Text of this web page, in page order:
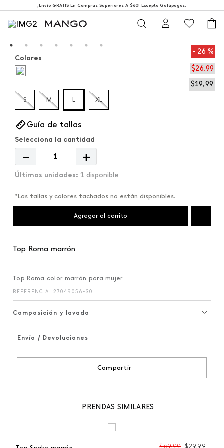
¡Envío GRATIS En Compras Superiores A $60! Excepto Galápagos.
26 %
$26,99
$19,99
Colores
S M L XL
Guía de tallas
＋
－
1 disponible
*Las tallas y colores tachados no están disponibles.
Agregar al carrito
Top Roma marrón
Top Roma color marrón para mujer
REFERENCIA : 27049056-30
Composición y lavado
Envío / Devoluciones
Compartir
PRENDAS SIMILARES
$69,99 $29,99